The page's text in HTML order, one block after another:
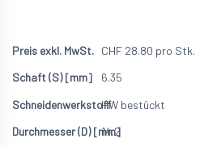
CHF 28.80 pro Stk.
6.35
HW bestückt
14.2